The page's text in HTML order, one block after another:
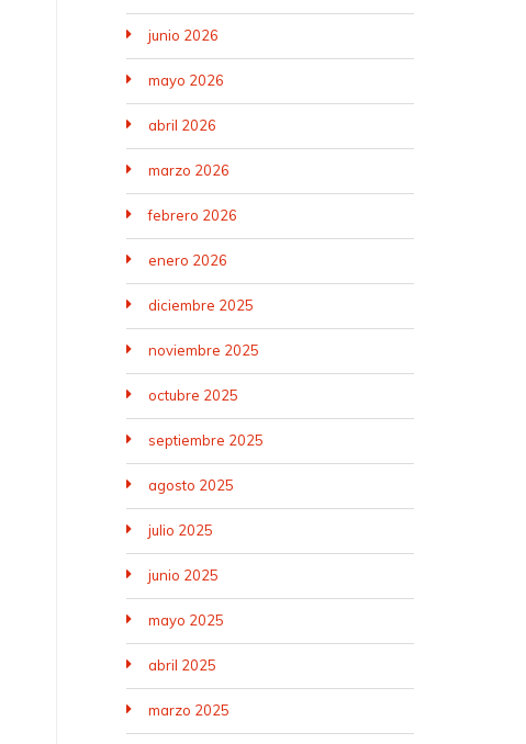
junio 2026
mayo 2026
abril 2026
marzo 2026
febrero 2026
enero 2026
diciembre 2025
noviembre 2025
octubre 2025
septiembre 2025
agosto 2025
julio 2025
junio 2025
mayo 2025
abril 2025
marzo 2025